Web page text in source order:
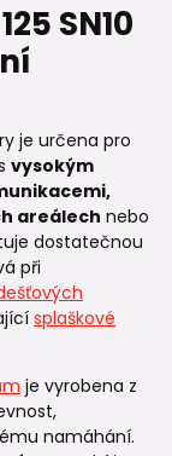
SN10
je určena pro
vysokým
areálech nebo
dostatečnou
při
splaškové
je vyrobena z
namáhání.